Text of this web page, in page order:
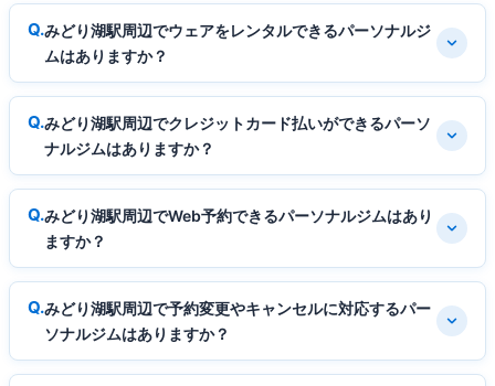
みどり湖駅周辺でウェアをレンタルできるパーソナルジ
ムはありますか？
みどり湖駅周辺でクレジットカード払いができるパーソ
ナルジムはありますか？
みどり湖駅周辺でWeb予約できるパーソナルジムはあり
ますか？
みどり湖駅周辺で予約変更やキャンセルに対応するパー
ソナルジムはありますか？